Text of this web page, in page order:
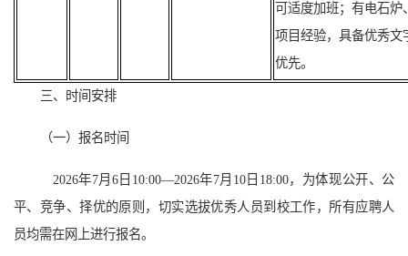
可适度加班；有电石
项目经验，具备优秀
优先。
三、时间安排
（一）报名时间
2026年7月 6日10:00—2026年7月 10日18:00，为体现公开、公
平、竞争、择优的原则，切实选拔优秀人员到校工作，所有应聘人
员均需在网上进行报名。